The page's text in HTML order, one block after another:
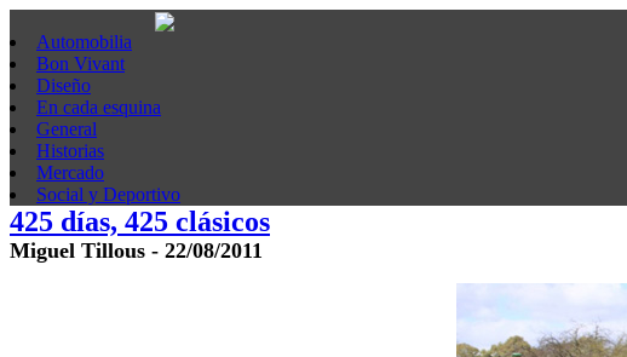
Automobilia
Bon Vivant
Diseño
En cada esquina
General
Historias
Mercado
Social y Deportivo
425 días, 425 clásicos
Miguel Tillous - 22/08/2011